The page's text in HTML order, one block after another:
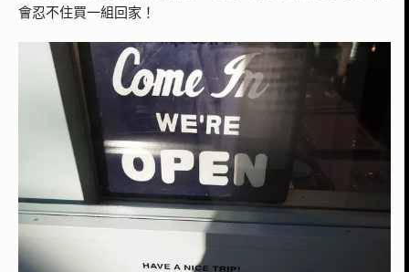
會忍不住買一組回家！